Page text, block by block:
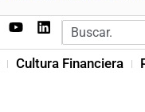
Cultura Financiera